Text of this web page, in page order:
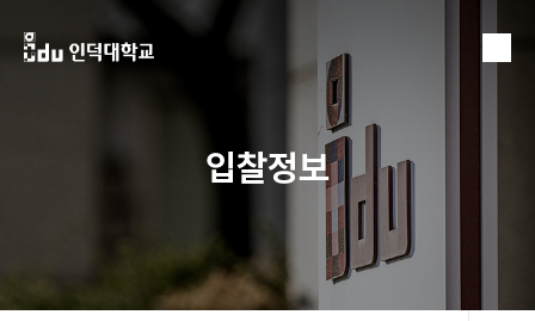
입찰정보